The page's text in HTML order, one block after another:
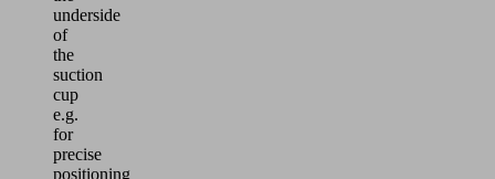
underside
of
the
suction
cup
e.g.
for
precise
positioning